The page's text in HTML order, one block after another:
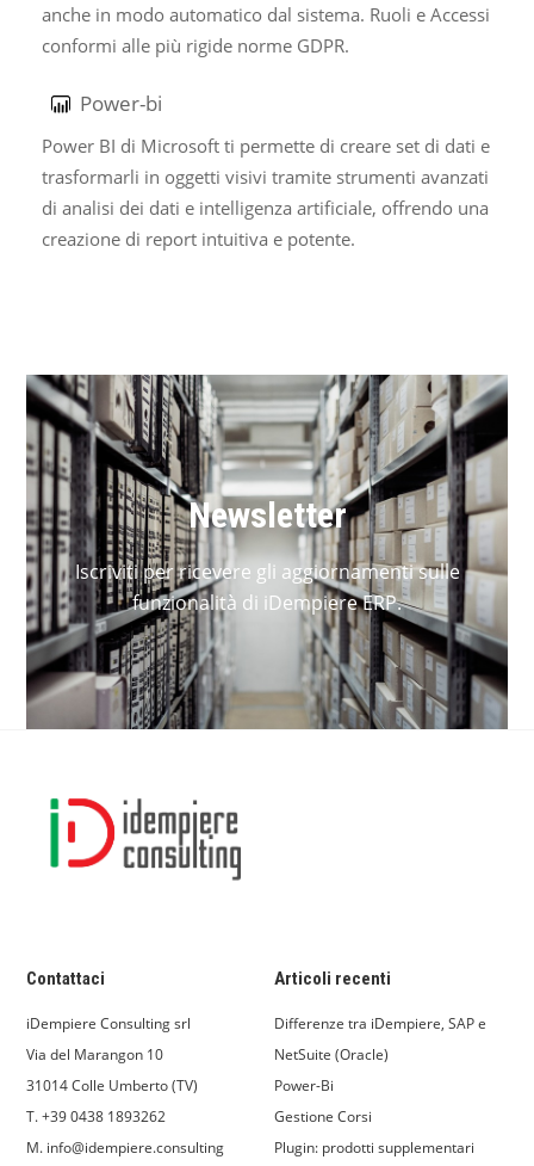
anche in modo automatico dal sistema. Ruoli e Accessi
conformi alle più rigide norme GDPR.
Power-bi
Power BI di Microsoft ti permette di creare set di dati e
trasformarli in oggetti visivi tramite strumenti avanzati
di analisi dei dati e intelligenza artificiale, offrendo una
creazione di report intuitiva e potente.
Newsletter
Iscriviti per ricevere gli aggiornamenti sulle
funzionalità di iDempiere ERP.
Contattaci
iDempiere Consulting srl
Via del Marangon 10
31014 Colle Umberto (TV)
T. +39 0438 1893262
M. info@idempiere.consulting
Articoli recenti
Differenze tra iDempiere, SAP e
NetSuite (Oracle)
Power-Bi
Gestione Corsi
Plugin: prodotti supplementari